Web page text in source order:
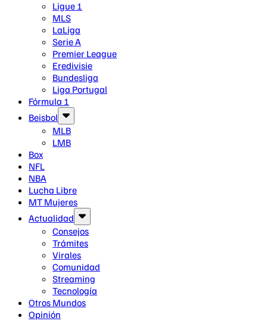
Ligue 1
MLS
LaLiga
Serie A
Premier League
Eredivisie
Bundesliga
Liga Portugal
Fórmula 1
Beisbol
MLB
LMB
Box
NFL
NBA
Lucha Libre
MT Mujeres
Actualidad
Consejos
Trámites
Virales
Comunidad
Streaming
Tecnología
Otros Mundos
Opinión